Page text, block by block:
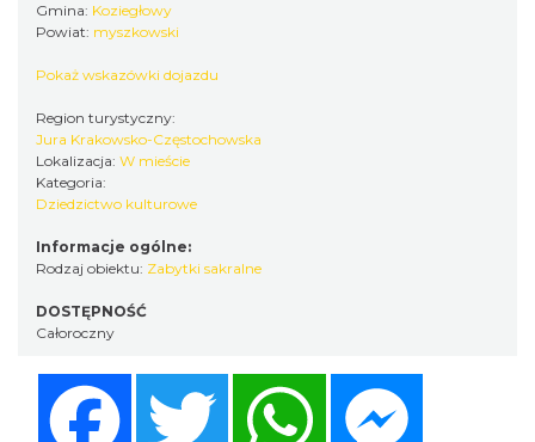
Gmina: Koziegłowy
Powiat: myszkowski
Pokaż wskazówki dojazdu
Region turystyczny:
Jura Krakowsko-Częstochowska
Lokalizacja: W mieście
Kategoria:
Dziedzictwo kulturowe
Informacje ogólne:
Rodzaj obiektu: Zabytki sakralne
DOSTĘPNOŚĆ
Całoroczny
Twitter WhatsApp